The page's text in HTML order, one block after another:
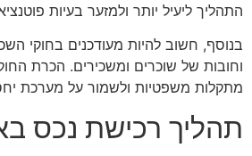
התהליך ליעיל יותר ולמזער בעיות
בנוסף, חשוב להיות מעודכנים בחוקי
וחובות של שוכרים ומשכירים. הכרת
מתקלות משפטיות ולשמור על מערכת
תהליך רכישת נכס